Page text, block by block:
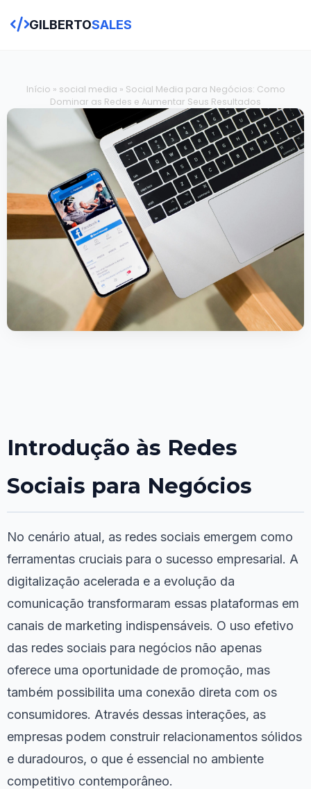
GILBERTOSALES
Início » social media » Social Media para Negócios: Como
Dominar as Redes e Aumentar Seus Resultados
Introdução às Redes
Sociais para Negócios
No cenário atual, as redes sociais emergem como
ferramentas cruciais para o sucesso empresarial. A
digitalização acelerada e a evolução da
comunicação transformaram essas plataformas em
canais de marketing indispensáveis. O uso efetivo
das redes sociais para negócios não apenas
oferece uma oportunidade de promoção, mas
também possibilita uma conexão direta com os
consumidores. Através dessas interações, as
empresas podem construir relacionamentos sólidos
e duradouros, o que é essencial no ambiente
competitivo contemporâneo.